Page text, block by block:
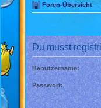
Foren-Übersicht
Du musst
Benutzername:
Passwort: